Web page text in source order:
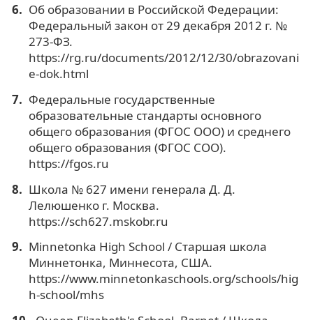
Об образовании в Российской Федерации:
Федеральный закон от 29 декабря 2012 г. №
273-ФЗ.
https://rg.ru/documents/2012/12/30/obrazovani
e-dok.html
Федеральные государственные
образовательные стандарты основного
общего образования (ФГОС ООО) и среднего
общего образования (ФГОС СОО).
https://fgos.ru
Школа № 627 имени генерала Д. Д.
Лелюшенко г. Москва.
https://sch627.mskobr.ru
Minnetonka High School / Старшая школа
Миннетонка, Миннесота, США.
https://www.minnetonkaschools.org/schools/hig
h-school/mhs